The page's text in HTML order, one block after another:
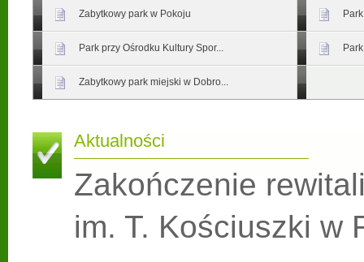
Zabytkowy park w Pokoju
Park przy Ośrodku Kultury Spor...
Zabytkowy park miejski w Dobro...
Aktualności
Zakończenie
im. T. Kościuszki w